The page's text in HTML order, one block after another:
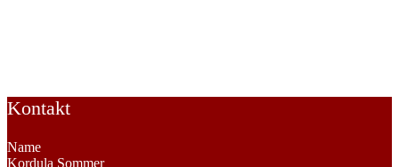
Kontakt
Name
Kordula Sommer